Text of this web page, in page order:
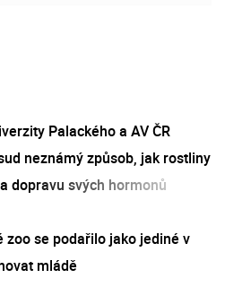
Palackého a AV ČR
neznámý způsob, jak rostliny
dopravu svých hormonů
zoo se podařilo jako jediné v
mládě